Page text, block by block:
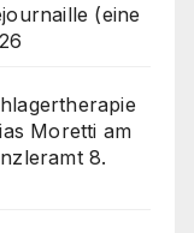
(eine
Moretti am
8.